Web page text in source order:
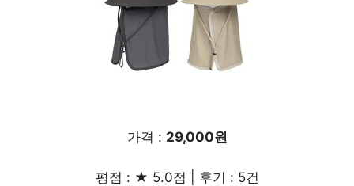
가격 : 29,000원
평점 : ★ 5.0점 | 후기 : 5건